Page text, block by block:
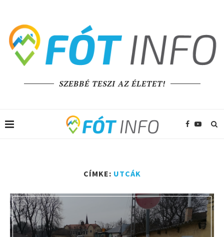
SZEBBÉ TESZI AZ ÉLETET!
CÍMKE: UTCÁK